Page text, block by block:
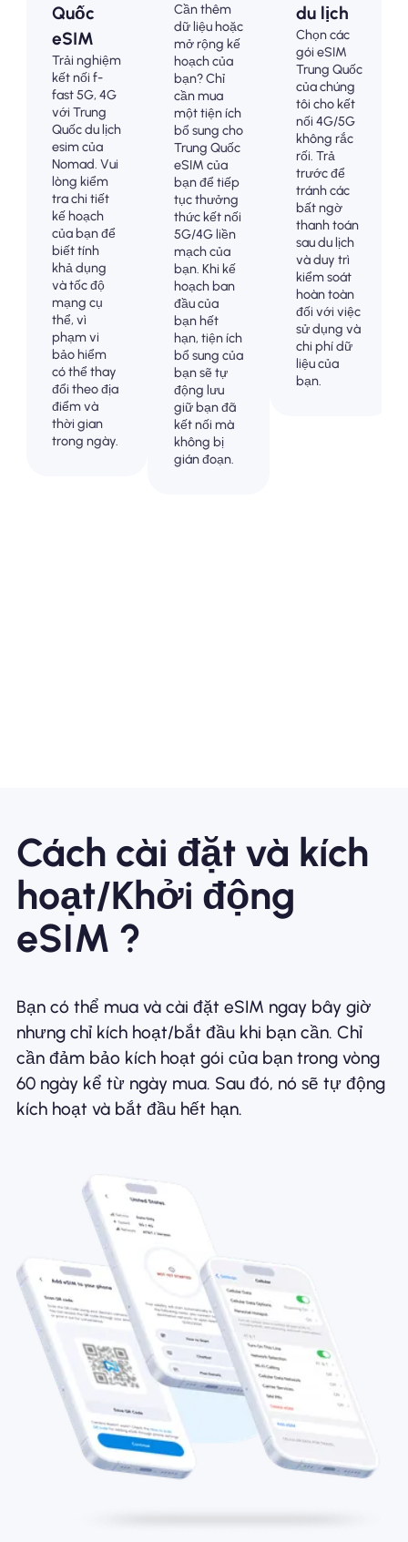
Quốc
eSIM
Trải nghiệm
kết nối f-
fast 5G, 4G
với Trung
Quốc du lịch
esim của
Nomad. Vui
lòng kiểm
tra chi tiết
kế hoạch
của bạn để
biết tính
khả dụng
và tốc độ
mạng cụ
thể, vì
phạm vi
bảo hiểm
có thể thay
đổi theo địa
điểm và
thời gian
trong ngày.
Cần thêm
dữ liệu hoặc
mở rộng kế
hoạch của
bạn? Chỉ
cần mua
một tiện ích
bổ sung cho
Trung Quốc
eSIM của
bạn để tiếp
tục thưởng
thức kết nối
5G/4G liền
mạch của
bạn. Khi kế
hoạch ban
đầu của
bạn hết
hạn, tiện ích
bổ sung của
bạn sẽ tự
động lưu
giữ bạn đã
kết nối mà
không bị
gián đoạn.
du lịch
Chọn các
gói eSIM
Trung Quốc
của chúng
tôi cho kết
nối 4G/5G
không rắc
rối. Trả
trước để
tránh các
bất ngờ
thanh toán
sau du lịch
và duy trì
kiểm soát
hoàn toàn
đối với việc
sử dụng và
chi phí dữ
liệu của
bạn.
Cách cài đặt và kích
hoạt/Khởi động
eSIM ?
Bạn có thể mua và cài đặt eSIM ngay bây giờ
nhưng chỉ kích hoạt/bắt đầu khi bạn cần. Chỉ
cần đảm bảo kích hoạt gói của bạn trong vòng
60 ngày kể từ ngày mua. Sau đó, nó sẽ tự động
kích hoạt và bắt đầu hết hạn.